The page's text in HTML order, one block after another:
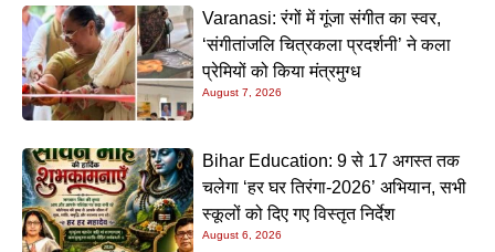
Varanasi: रंगों में गूंजा संगीत का स्वर,
‘संगीतांजलि चित्रकला प्रदर्शनी’ ने कला
प्रेमियों को किया मंत्रमुग्ध
August 7, 2026
Bihar Education: 9 से 17 अगस्त तक
चलेगा ‘हर घर तिरंगा-2026’ अभियान, सभी
स्कूलों को दिए गए विस्तृत निर्देश
August 6, 2026